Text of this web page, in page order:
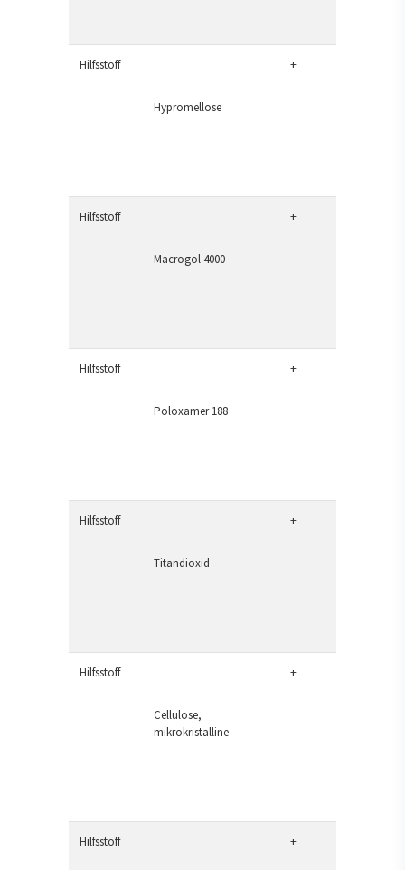
Hilfsstoff
Hypromellose
+
Hilfsstoff
Macrogol 4000
+
Hilfsstoff
Poloxamer 188
+
Hilfsstoff
Titandioxid
+
Hilfsstoff
Cellulose,
mikrokristalline
+
Hilfsstoff +